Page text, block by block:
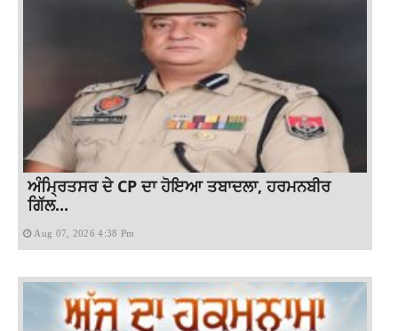
ਅੰਮ੍ਰਿਤਸਰ ਦੇ CP ਦਾ ਹੋਇਆ ਤਬਾਦਲਾ, ਹਰਮਨਬੀਰ
ਗਿੱਲ...
Aug 07, 2026 4:38 Pm